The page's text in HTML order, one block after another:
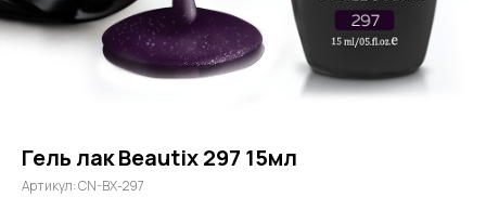
Гель лак Beautix 297 15мл
Артикул:CN-BX-297